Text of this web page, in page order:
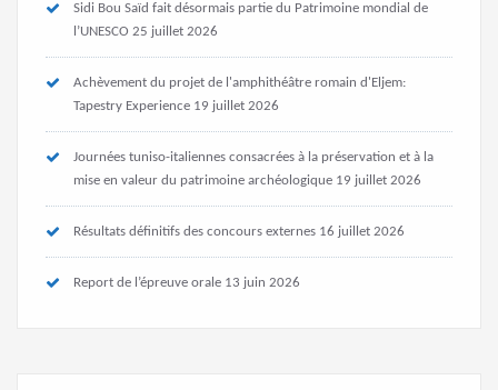
Sidi Bou Saïd fait désormais partie du Patrimoine mondial de
l’UNESCO 25 juillet 2026
Achèvement du projet de l'amphithéâtre romain d'Eljem:
Tapestry Experience 19 juillet 2026
Journées tuniso-italiennes consacrées à la préservation et à la
mise en valeur du patrimoine archéologique 19 juillet 2026
Résultats définitifs des concours externes 16 juillet 2026
Report de l’épreuve orale 13 juin 2026